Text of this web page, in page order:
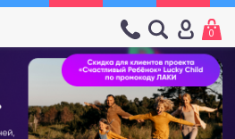
0